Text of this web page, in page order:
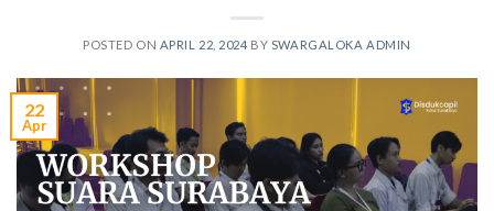
POSTED ON APRIL 22, 2024 BY SWARGALOKA ADMIN
22
Apr